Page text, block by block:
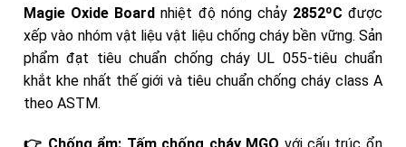
Magie Oxide Board nhiệt độ nóng chảy 2852ºC được
xếp vào nhóm vật liệu vật liệu chống cháy bền vững. Sản
phẩm đạt tiêu chuẩn chống cháy UL 055-tiêu chuẩn
khắt khe nhất thế giới và tiêu chuẩn chống cháy class A
theo ASTM.